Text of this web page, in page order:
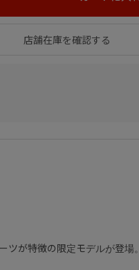
が特徴の限定モデルが登場。
店舗在庫を確認する